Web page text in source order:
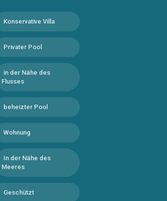
Konservative Villa
Privater Pool
in der Nähe des
Flusses
beheizter Pool
Wohnung
In der Nähe des
Meeres
Geschützt